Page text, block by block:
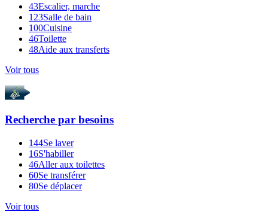
43Escalier, marche
123Salle de bain
100Cuisine
46Toilette
48Aide aux transferts
Voir tous
Recherche par besoins
144Se laver
16S'habiller
46Aller aux toilettes
60Se transférer
80Se déplacer
Voir tous